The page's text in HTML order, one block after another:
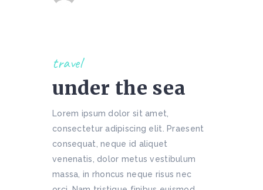
travel
under the sea
Lorem ipsum dolor sit amet,
consectetur adipiscing elit. Praesent
consequat, neque id aliquet
venenatis, dolor metus vestibulum
massa, in rhoncus neque risus nec